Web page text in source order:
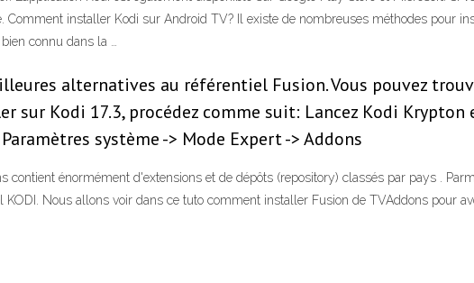
Comment installer Kodi sur Android TV? Il existe de nombreuses méthodes pour
connu dans la …
alternatives au référentiel Fusion. Vous pouvez
sur Kodi 17.3, procédez comme suit: Lancez Kodi
système -> Mode Expert -> Addons
contient énormément d'extensions et de dépôts (repository) classés par pays .
Nous allons voir dans ce tuto comment installer Fusion de TVAddons pour